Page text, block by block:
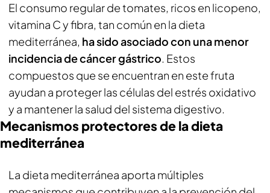
El consumo regular de tomates, ricos en licopeno,
vitamina C y fibra, tan común en la dieta
mediterránea, ha sido asociado con una menor
incidencia de cáncer gástrico. Estos
compuestos que se encuentran en este fruta
ayudan a proteger las células del estrés oxidativo
y a mantener la salud del sistema digestivo.
Mecanismos protectores de la dieta
mediterránea
La dieta mediterránea aporta múltiples